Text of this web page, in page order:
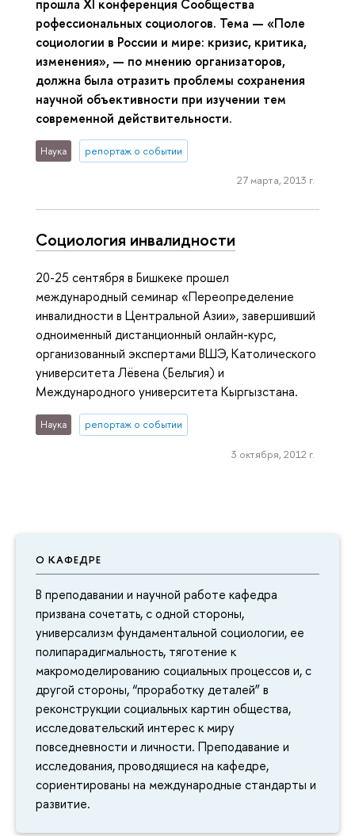
О КАФЕДРЕ
В преподавании и научной работе кафедра
призвана сочетать, с одной стороны,
универсализм фундаментальной социологии, ее
полипарадигмальность, тяготение к
макромоделированию социальных процессов и, с
другой стороны, “проработку деталей” в
реконструкции социальных картин общества,
исследовательский интерес к миру
повседневности и личности. Преподавание и
исследования, проводящиеся на кафедре,
сориентированы на международные стандарты и
развитие.
прошла XI конференция Сообщества
рофессиональных социологов. Тема — «Поле
социологии в России и мире: кризис, критика,
изменения», — по мнению организаторов,
должна была отразить проблемы сохранения
научной объективности при изучении тем
современной действительности.
Наука репортаж о событии
27 марта, 2013 г.
Социология инвалидности
20-25 сентября в Бишкеке прошел
международный семинар «Переопределение
инвалидности в Центральной Азии», завершивший
одноименный дистанционный онлайн-курс,
организованный экспертами ВШЭ, Католического
университета Лёвена (Бельгия) и
Международного университета Кыргызстана.
Наука репортаж о событии
3 октября, 2012 г.